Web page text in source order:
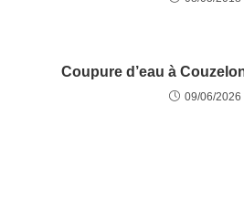
Coupure d’eau à
09/06/2026